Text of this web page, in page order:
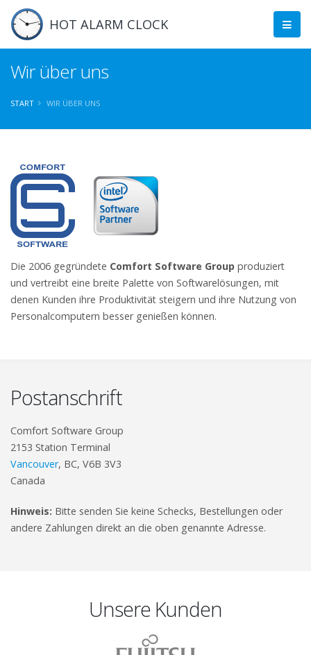
HOT ALARM CLOCK
Wir über uns
START WIR ÜBER UNS
Die 2006 gegründete Comfort Software Group produziert
und vertreibt eine breite Palette von Softwarelösungen, mit
denen Kunden ihre Produktivität steigern und ihre Nutzung von
Personalcomputern besser genießen können.
Postanschrift
Comfort Software Group
2153 Station Terminal
Vancouver, BC, V6B 3V3
Canada
Hinweis: Bitte senden Sie keine Schecks, Bestellungen oder
andere Zahlungen direkt an die oben genannte Adresse.
Unsere Kunden